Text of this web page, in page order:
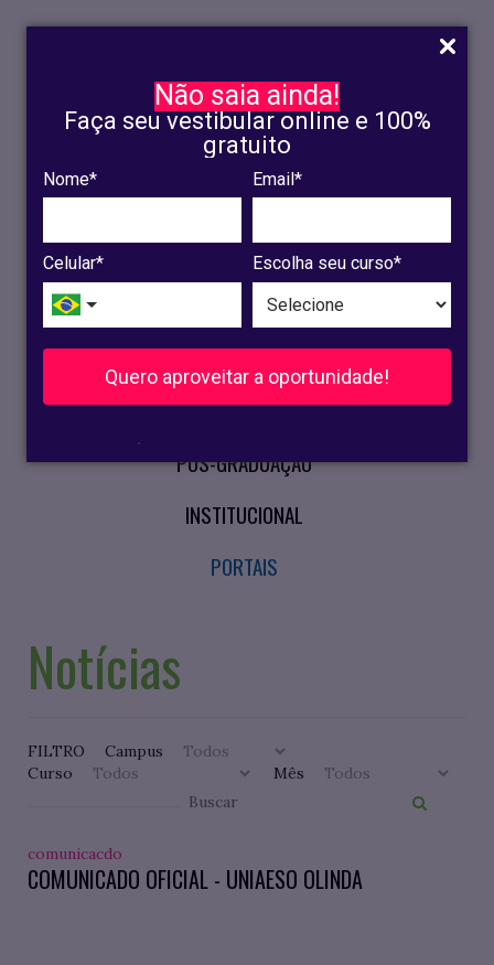
Não saia ainda!
Faça seu vestibular online e 100%
gratuito
Nome* Email*
Celular* Escolha seu curso*
Quero aproveitar a oportunidade!
.
INSCRIÇÃO
OLINDA
RECIFE
VESTIBULAR
CURSOS PRESENCIAIS
PÓS-GRADUAÇÃO
INSTITUCIONAL
PORTAIS
Notícias
FILTRO
Campus
Curso
Mês
comunicacdo
COMUNICADO OFICIAL - UNIAESO OLINDA